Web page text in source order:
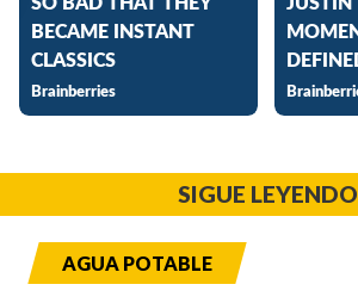
SIGUE LEYENDO
AGUA POTABLE